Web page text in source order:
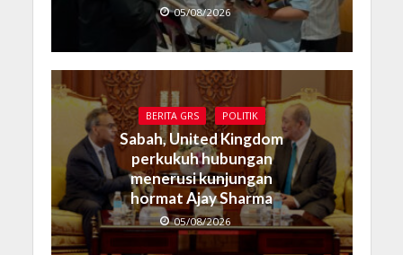
05/08/2026
BERITA GRS POLITIK
Sabah, United Kingdom
perkukuh hubungan
menerusi kunjungan
hormat Ajay Sharma
05/08/2026